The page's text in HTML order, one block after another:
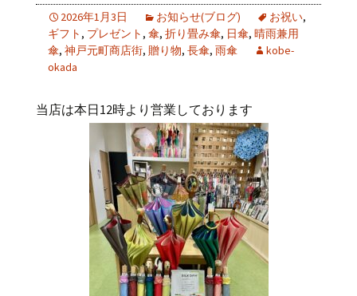
2026年1月3日 お知らせ(ブログ) お祝い,
ギフト , プレゼント , 傘, 折り畳み傘, 日傘, 晴雨兼用
傘, 神戸元町商店街, 贈り物, 長傘, 雨傘
kobe-
okada
当店は本日12時より営業しております